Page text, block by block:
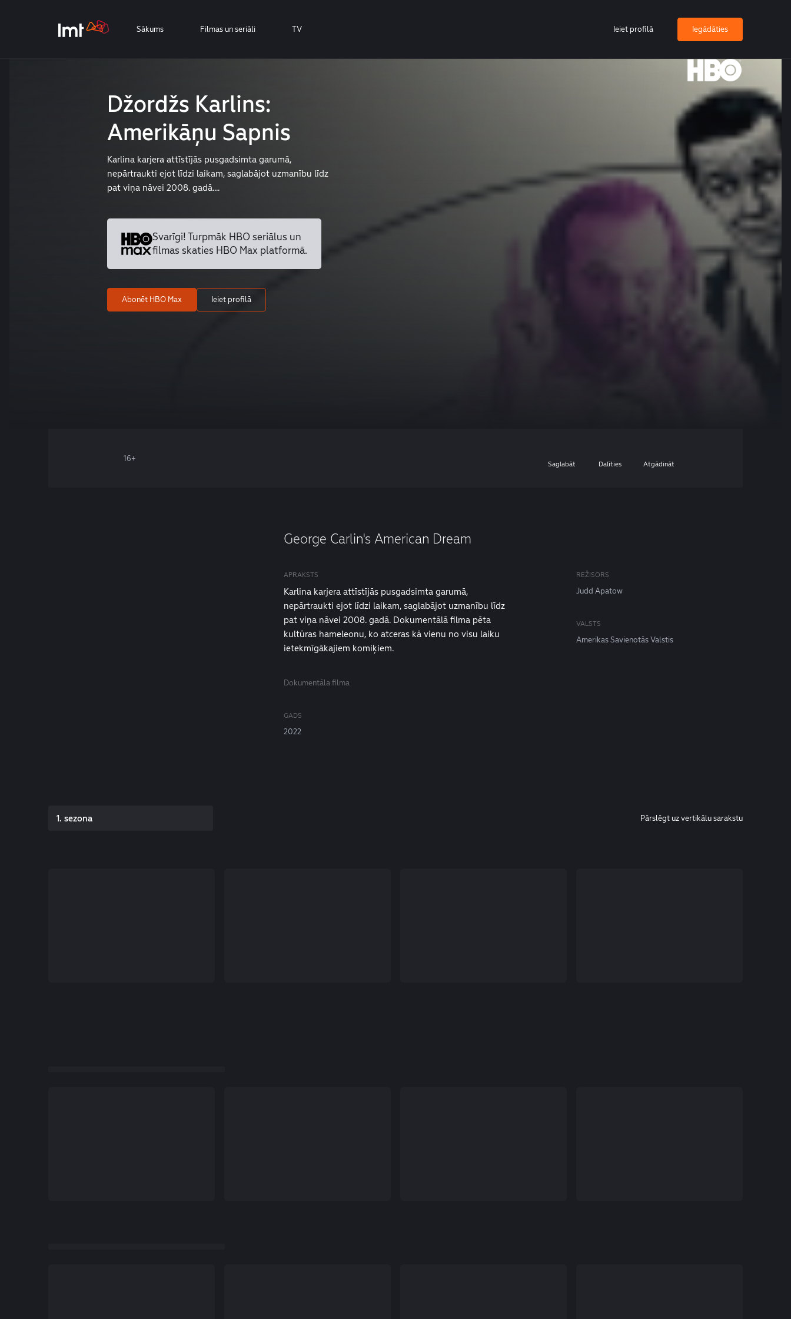
Sākums Filmas un seriāli TV Ieiet profilā Iegādāties
Džordžs Karlins:
Amerikāņu Sapnis
Karlina karjera attīstījās pusgadsimta garumā,
nepārtraukti ejot līdzi laikam, saglabājot uzmanību līdz
pat viņa nāvei 2008. gadā....
Svarīgi! Turpmāk HBO seriālus un
filmas skaties HBO Max platformā.
Abonēt HBO Max Ieiet profilā
16+
Saglabāt Dalīties Atgādināt
George Carlin's American Dream
APRAKSTS
Karlina karjera attīstījās pusgadsimta garumā,
nepārtraukti ejot līdzi laikam, saglabājot uzmanību līdz
pat viņa nāvei 2008. gadā. Dokumentālā filma pēta
kultūras hameleonu, ko atceras kā vienu no visu laiku
ietekmīgākajiem komiķiem.
Dokumentāla filma
GADS
2022
REŽISORS
Judd Apatow
VALSTS
Amerikas Savienotās Valstis
1. sezona Pārslēgt uz vertikālu sarakstu